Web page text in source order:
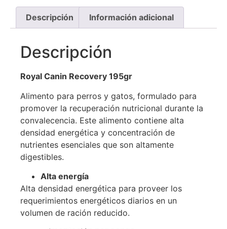
Descripción Información adicional
Descripción
Royal Canin Recovery 195gr
Alimento para perros y gatos, formulado para
promover la recuperación nutricional durante la
convalecencia. Este alimento contiene alta
densidad energética y concentración de
nutrientes esenciales que son altamente
digestibles.
Alta energía
Alta densidad energética para proveer los
requerimientos energéticos diarios en un
volumen de ración reducido.